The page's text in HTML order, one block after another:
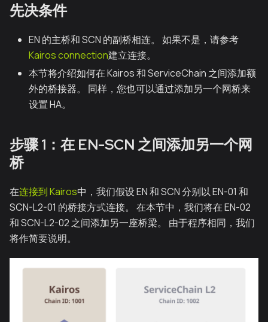
先决条件
EN 的主桥和 SCN 的副桥相连。 如果不是，请参考
Kairos connection建立连接。
本节将介绍如何在 Kairos 和 ServiceChain 之间添加额
外的桥接器。 同样，您也可以通过添加另一个网桥来
设置 HA。
步骤 1：在 EN-SCN 之间添加另一个网
桥
在连接到 Kairos中，我们假设 EN 和 SCN 分别以 EN-01 和
SCN-L2-01 的桥接方式连接。 在本节中，我们将在 EN-02
和 SCN-L2-02 之间添加另一座桥梁。 由于程序相同，我们
将作简要说明。